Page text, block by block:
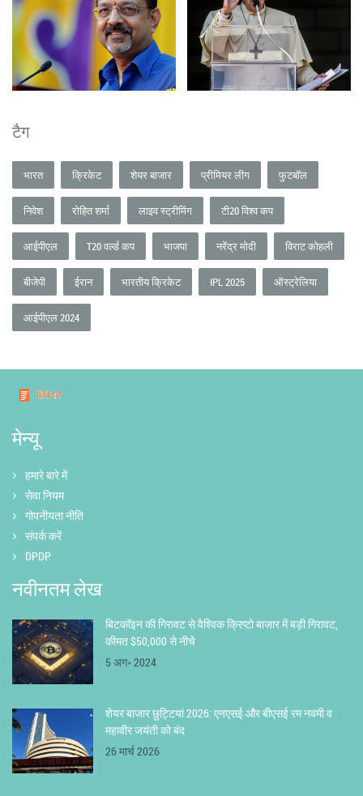
टैग
भारत क्रिकेट शेयर बाजार प्रीमियर लीग फुटबॉल
निवेश रोहित शर्मा लाइव स्ट्रीमिंग टी20 विश्व कप
आईपीएल T20 वर्ल्ड कप भाजपा नरेंद्र मोदी विराट कोहली
बीजेपी ईरान भारतीय क्रिकेट IPL 2025 ऑस्ट्रेलिया
आईपीएल 2024
मेन्यू
हमारे बारे में
सेवा नियम
गोपनीयता नीति
संपर्क करें
DPDP
नवीनतम लेख
बिटकॉइन की गिरावट से वैश्विक क्रिप्टो बाजार में बड़ी गिरावट,
कीमत $50,000 से नीचे
5 अग॰ 2024
शेयर बाजार छुट्टियां 2026: एनएसई और बीएसई रम नवमी व
महावीर जयंती को बंद
26 मार्च 2026